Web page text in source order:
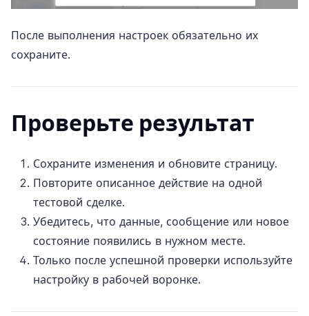
После выполнения настроек обязательно их
сохраните.
Проверьте результат
Сохраните изменения и обновите страницу.
Повторите описанное действие на одной
тестовой сделке.
Убедитесь, что данные, сообщение или новое
состояние появились в нужном месте.
Только после успешной проверки используйте
настройку в рабочей воронке.